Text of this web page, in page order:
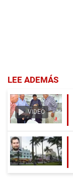
LEE ADEMÁS
VIDEO